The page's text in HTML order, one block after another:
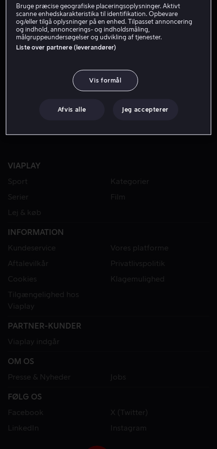
VIAPLAY
Sport
Kategorier
Serier
Film
Lej & køb
INFORMATION
Kundeservice
Vores platforme
Aftalevilkår
Privatlivspolitik
Cookies
Klagemulighed
Tilgængelighed hos
Viaplay
PARTNER-KUNDER
Viaplay indgår
OM OS
Presse & Nyheder
Jobs
FØLG OS
Facebook
X (Twitter)
LinkedIn
Instagram
Bruge præcise geografiske placeringsoplysninger. Aktivt
scanne enhedskarakteristika til identifikation. Opbevare
og/eller tilgå oplysninger på en enhed. Tilpasset annoncering
og indhold, annoncerings- og indholdsmåling,
målgruppeundersøgelser og udvikling af tjenester.
Liste over partnere (leverandører)
Vis formål
Afvis alle Jeg accepterer